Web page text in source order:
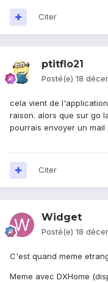
Citer
ptitflo21
Posté(e) 18
cela vient de
raison. alors que sur go
pourrais envoyer un
Citer
Widget
Posté(e) 18
C'est quand meme
Meme avec DXHome